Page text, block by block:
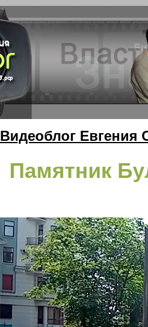
Видеоблог Евгения
Памятник